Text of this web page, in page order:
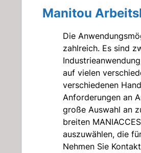
Manitou
Die
zahlreich. Es sind
auf vielen
verschiedenen
Anforderungen an
große Auswahl an
breiten
auszuwählen, die
Nehmen Sie